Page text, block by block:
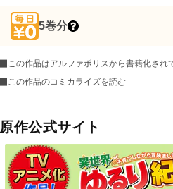
5巻分
この作品はアルファポリスから書籍化され
この作品のコミカライズを読む
原作公式サイト